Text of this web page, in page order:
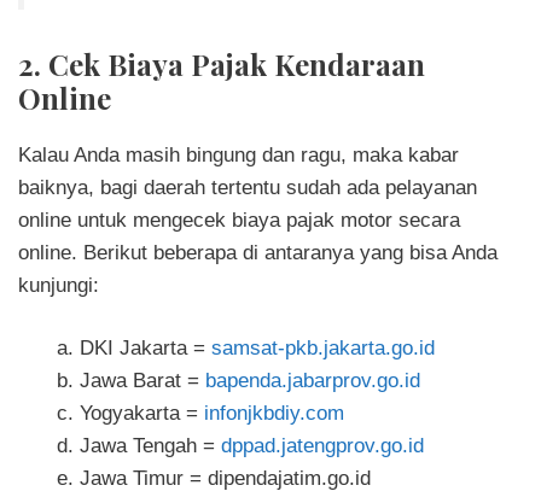
2. Cek Biaya Pajak Kendaraan
Online
Kalau Anda masih bingung dan ragu, maka kabar
baiknya, bagi daerah tertentu sudah ada pelayanan
online untuk mengecek biaya pajak motor secara
online. Berikut beberapa di antaranya yang bisa Anda
kunjungi:
DKI Jakarta = samsat-pkb.jakarta.go.id
Jawa Barat = bapenda.jabarprov.go.id
Yogyakarta = infonjkbdiy.com
Jawa Tengah = dppad.jatengprov.go.id
Jawa Timur = dipendajatim.go.id